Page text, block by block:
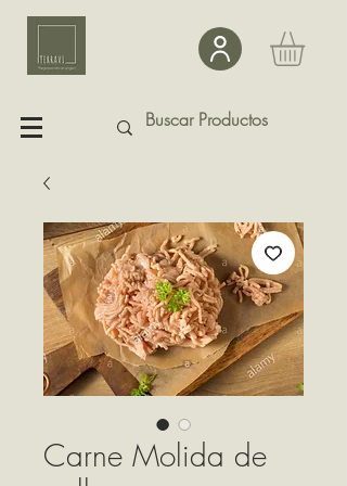
Carne Molida de